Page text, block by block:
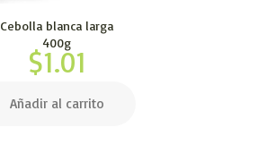
Cebolla blanca larga
400g
$1.01
Añadir al carrito